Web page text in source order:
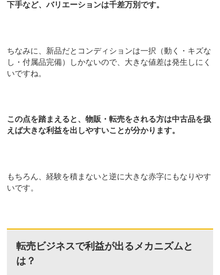
下手など、バリエーションは千差万別です。
ちなみに、新品だとコンディションは一択（動く・キズな
し・付属品完備）しかないので、大きな値差は発生しにく
いですね。
この点を踏まえると、物販・転売をされる方は中古品を扱
えば大きな利益を出しやすいことが分かります。
もちろん、経験を積まないと逆に大きな赤字にもなりやす
いです。
転売ビジネスで利益が出るメカニズムと
は？